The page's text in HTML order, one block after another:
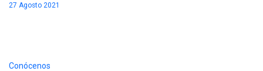
27 Agosto 2021
Conócenos